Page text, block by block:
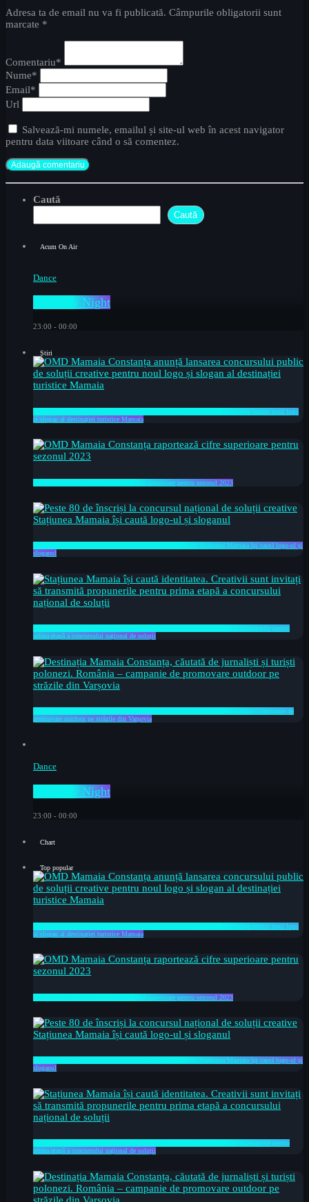
Adresa ta de email nu va fi publicată. Câmpurile obligatorii sunt
marcate *
Comentariu*
Nume*
Email*
Url
Salvează-mi numele, emailul și site-ul web în acest navigator
pentru data viitoare când o să comentez.
Caută
Caută
Acum On Air
Dance
C FM by Night
23:00 - 00:00
Știri
OMD Mamaia Constanța anunță lansarea concursului public de soluții creative pentru noul logo
și slogan al destinației turistice Mamaia
OMD Mamaia Constanța raportează cifre superioare pentru sezonul 2023
Peste 80 de înscriși la concursul național de soluții creative Stațiunea Mamaia își caută logo-ul și
sloganul
Stațiunea Mamaia își caută identitatea. Creativii sunt invitați să transmită propunerile pentru
prima etapă a concursului național de soluții
Destinația Mamaia Constanța, căutată de jurnaliști și turiști polonezi. România – campanie de
promovare outdoor pe străzile din Varșovia
Dance
C FM by Night
23:00 - 00:00
Chart
Top popular
OMD Mamaia Constanța anunță lansarea concursului public de soluții creative pentru noul logo
și slogan al destinației turistice Mamaia
OMD Mamaia Constanța raportează cifre superioare pentru sezonul 2023
Peste 80 de înscriși la concursul național de soluții creative Stațiunea Mamaia își caută logo-ul și
sloganul
Stațiunea Mamaia își caută identitatea. Creativii sunt invitați să transmită propunerile pentru
prima etapă a concursului național de soluții